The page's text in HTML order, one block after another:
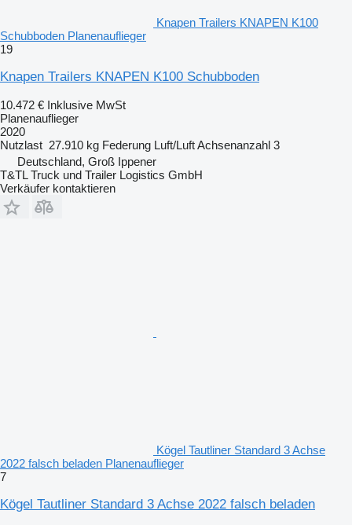
Knapen Trailers KNAPEN K100
Schubboden Planenauflieger
19
Knapen Trailers KNAPEN K100 Schubboden
10.472 € Inklusive MwSt
Planenauflieger
2020
Nutzlast 27.910 kg Federung Luft/LuftAchsenanzahl 3
Deutschland, Groß Ippener
T&TL Truck und Trailer Logistics GmbH
Verkäufer kontaktieren
Kögel Tautliner Standard 3 Achse
2022 falsch beladen Planenauflieger
7
Kögel Tautliner Standard 3 Achse 2022 falsch beladen